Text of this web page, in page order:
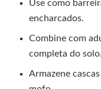
Use como
encharcados.
Combine com
completa do solo.
Armazene